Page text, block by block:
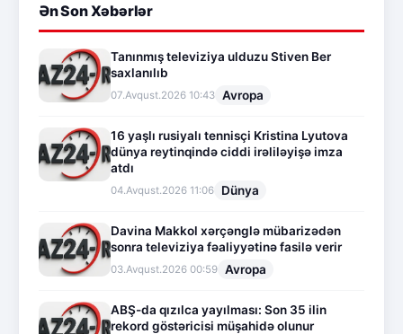
Ən Son Xəbərlər
Tanınmış televiziya ulduzu Stiven Ber
saxlanılıb
07.Avqust.2026 10:43 Avropa
16 yaşlı rusiyalı tennisçi Kristina Lyutova
dünya reytinqində ciddi irəliləyişə imza
atdı
04.Avqust.2026 11:06 Dünya
Davina Makkol xərçənglə mübarizədən
sonra televiziya fəaliyyətinə fasilə verir
03.Avqust.2026 00:59 Avropa
ABŞ-da qızılca yayılması: Son 35 ilin
rekord göstəricisi müşahidə olunur